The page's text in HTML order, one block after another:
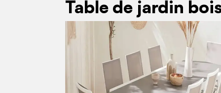
Table de jardin